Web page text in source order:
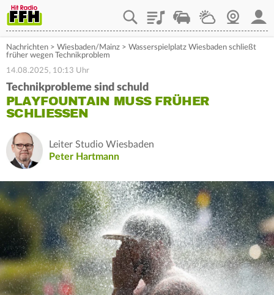
PlaylistStaupilotWetterWebcam
Nachrichten > Wiesbaden/Mainz > Wasserspielplatz Wiesbaden schließt
früher wegen Technikproblem
14.08.2025, 10:13 Uhr
Technikprobleme sind schuld
PLAYFOUNTAIN MUSS FRÜHER
SCHLIESSEN
Leiter Studio Wiesbaden
Peter Hartmann